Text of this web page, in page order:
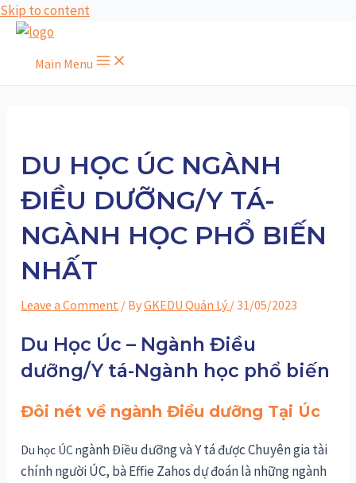
Skip to content
Main Menu
DU HỌC ÚC NGÀNH
ĐIỀU DƯỠNG/Y TÁ-
NGÀNH HỌC PHỔ BIẾN
NHẤT
Leave a Comment / ByGKEDU Quản Lý /31/05/2023
Du Học Úc – Ngành Điều
dưỡng/Y tá-Ngành học phổ biến
Đôi nét về ngành Điều dưỡng Tại Úc
Du học ÚC ngành Điều dưỡng và Y tá được Chuyên gia tài
chính người ÚC, bà Effie Zahos dự đoán là những ngành